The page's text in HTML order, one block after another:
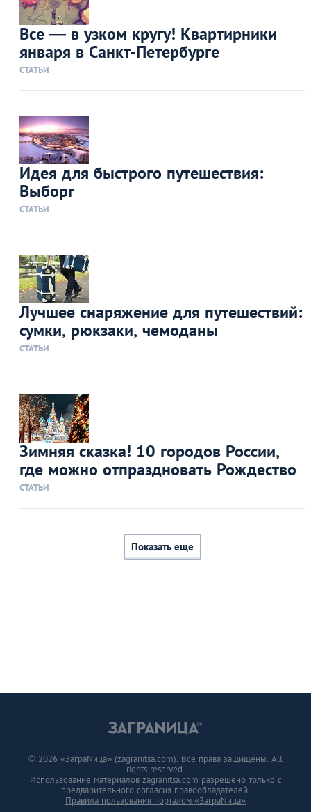
Все — в узком кругу! Квартирники
января в Санкт-Петербурге
СТАТЬИ
Идея для быстрого путешествия:
Выборг
СТАТЬИ
Лучшее снаряжение для путешествий:
сумки, рюкзаки, чемоданы
СТАТЬИ
Зимняя сказка! 10 городов России,
где можно отпраздновать Рождество
СТАТЬИ
Показать еще
© 2026 «ЗаграNица» (zagranitsa.com). Все права защищены. All
rights reserved.
Использование материалов zagranitsa.com разрешено только с
предварительного согласия правообладателей.
Правила пользования порталом «ЗаграNица»